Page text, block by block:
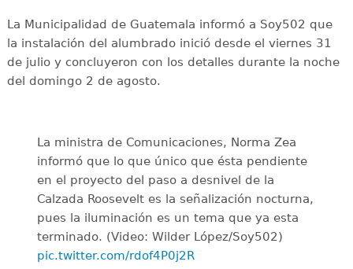
La Municipalidad de Guatemala informó a Soy502 que
la instalación del alumbrado inició desde el viernes 31
de julio y concluyeron con los detalles durante la noche
del domingo 2 de agosto.
La ministra de Comunicaciones, Norma Zea
informó que lo que único que ésta pendiente
en el proyecto del paso a desnivel de la
Calzada Roosevelt es la señalización nocturna,
pues la iluminación es un tema que ya esta
terminado. (Video: Wilder López/Soy502)
pic.twitter.com/rdof4P0j2R